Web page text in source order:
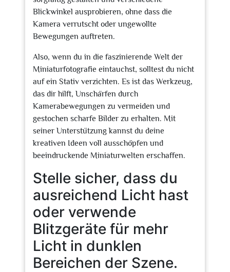
Blickwinkel ausprobieren, ohne dass die
Kamera verrutscht oder ungewollte
Bewegungen auftreten.
Also, wenn du in die faszinierende Welt der
Miniaturfotografie eintauchst, solltest du nicht
auf ein Stativ verzichten. Es ist das Werkzeug,
das dir hilft, Unschärfen durch
Kamerabewegungen zu vermeiden und
gestochen scharfe Bilder zu erhalten. Mit
seiner Unterstützung kannst du deine
kreativen Ideen voll ausschöpfen und
beeindruckende Miniaturwelten erschaffen.
Stelle sicher, dass du
ausreichend Licht hast
oder verwende
Blitzgeräte für mehr
Licht in dunklen
Bereichen der Szene.